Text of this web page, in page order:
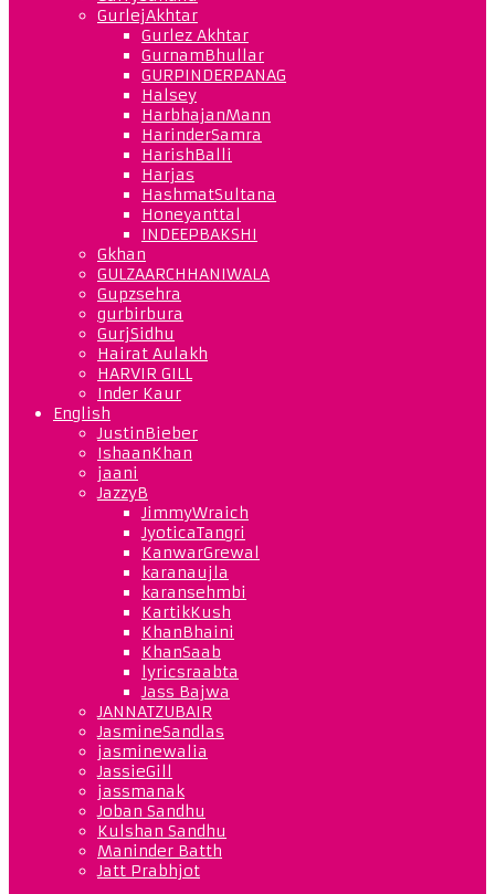
GurlejAkhtar
Gurlez Akhtar
GurnamBhullar
GURPINDERPANAG
Halsey
HarbhajanMann
HarinderSamra
HarishBalli
Harjas
HashmatSultana
Honeyanttal
INDEEPBAKSHI
Gkhan
GULZAARCHHANIWALA
Gupzsehra
gurbirbura
GurjSidhu
Hairat Aulakh
HARVIR GILL
Inder Kaur
English
JustinBieber
IshaanKhan
jaani
JazzyB
JimmyWraich
JyoticaTangri
KanwarGrewal
karanaujla
karansehmbi
KartikKush
KhanBhaini
KhanSaab
lyricsraabta
Jass Bajwa
JANNATZUBAIR
JasmineSandlas
jasminewalia
JassieGill
jassmanak
Joban Sandhu
Kulshan Sandhu
Maninder Batth
Jatt Prabhjot